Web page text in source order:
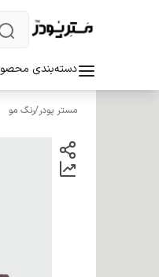
دسته‌بندی
مستر پودر/رنگ مو